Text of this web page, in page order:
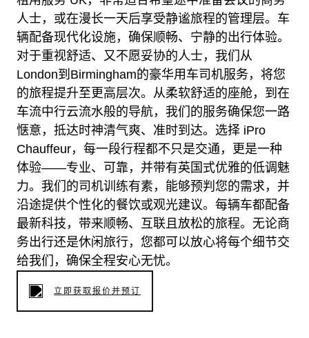
人士，或在漫长一天后享受静谧旅程的管理层。车
辆配备现代化设施，确保顺畅、宁静的出行体验。
对于重视舒适、又不愿妥协的人士，我们从
London到Birmingham的豪华用车司机服务，将您
的旅程提升至更高层次。从柔软舒适的座舱，到在
车流中行云流水般的导航，我们的服务确保您一路
惬意，抵达时神清气爽、准时到达。选择 iPro
Chauffeur，每一段行程都不只是交通，更是一种
体验——专业、可靠，并带有英国式优雅的低调魅
力。我们的司机训练有素，能够预判您的需求，并
沿途提供个性化的餐饮或观光建议。每辆车都配备
最新科技，带来顺畅、互联且放松的旅程。无论商
务出行还是休闲旅行，您都可以放心将每个细节交
给我们，确保全程安心无忧。
立即获取报价并预订